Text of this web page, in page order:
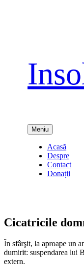
Meniu
Acasă
Despre
Contact
Donații
Cicatricile
În sfârşit, la aproape un
dumirit: suspendarea lui
extern.